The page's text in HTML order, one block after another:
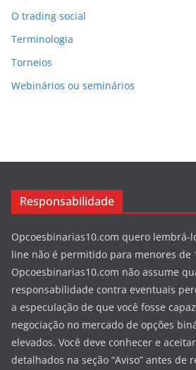
O trading social
Terminologia
Torneios
Webinários ou seminários
Responsabilidade
Opcoesbinarias10.com quero lembrá-
line não é permitido para menores de
Opcoesbinarias10.com não assume
responsabilidade contra eventuais
a especulação de que você fosse
negociação no mercado de opções
elevados. Você deve conhecer e
detalhados na seção “Aviso” antes de